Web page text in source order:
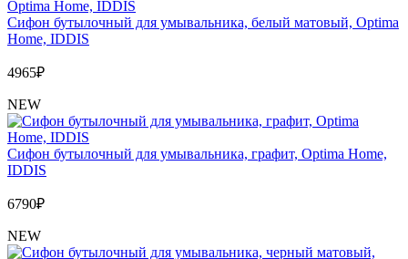
Сифон бутылочный для умывальника, белый матовый, Optima
Home, IDDIS
4965₽
NEW
Сифон бутылочный для умывальника, графит, Optima Home,
IDDIS
6790₽
NEW